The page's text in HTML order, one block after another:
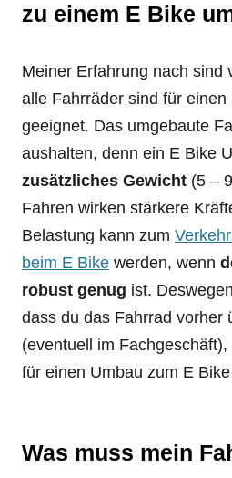
zu einem E Bike
Meiner Erfahrung nach sind
alle Fahrräder sind für einen
geeignet. Das umgebaute
aushalten, denn ein E Bike
zusätzliches Gewicht (5 –
Fahren wirken stärkere
Belastung kann zum
beim E Bike werden, wenn
robust genug ist.
dass du das Fahrrad vorher
(eventuell im
für einen Umbau zum E
Was muss mein